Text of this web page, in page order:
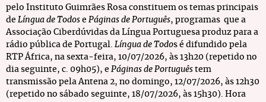
pelo Instituto Guimrães Rosa constituem os temas principais
de Língua de Todos e Páginas de Português, programas que a
Associação Ciberdúvidas da Língua Portuguesa produz para a
rádio pública de Portugal. Língua de Todos é difundido pela
RTP África, na sexta-feira, 10/07/2026, às 13h20 (repetido no
dia seguinte, c. 09h05), e Páginas de Português tem
transmissão pela Antena 2, no domingo, 12/07/2026, às 12h30
(repetido no sábado seguinte, 18/07/2026, às 15h30). Hora